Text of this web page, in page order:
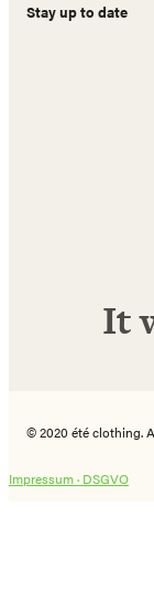
Stay up to date
It
© 2020 été clothing.
Impressum · DSGVO